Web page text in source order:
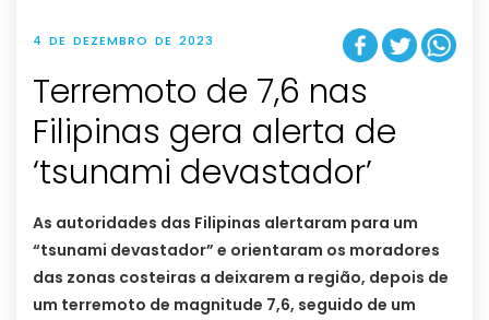
4 DE DEZEMBRO DE 2023
Terremoto de 7,6 nas
Filipinas gera alerta de
‘tsunami devastador’
As autoridades das Filipinas alertaram para um
“tsunami devastador” e orientaram os moradores
das zonas costeiras a deixarem a região, depois de
um terremoto de magnitude 7,6, seguido de um